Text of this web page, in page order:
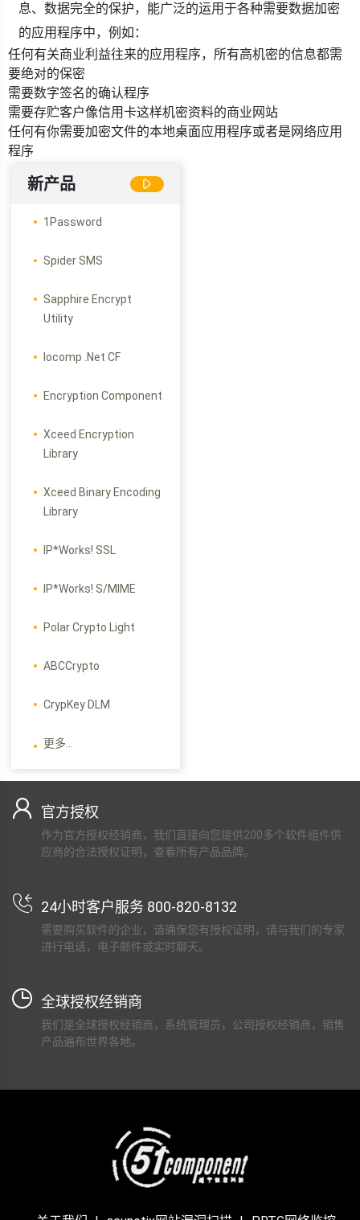
息、数据完全的保护，能广泛的运用于各种需要数据加密
的应用程序中，例如：
任何有关商业利益往来的应用程序，所有高机密的信息都需
要绝对的保密
需要数字签名的确认程序
需要存贮客户像信用卡这样机密资料的商业网站
任何有你需要加密文件的本地桌面应用程序或者是网络应用
程序
新产品
1Password
Spider SMS
Sapphire Encrypt
Utility
Iocomp .Net CF
Encryption Component
Xceed Encryption
Library
Xceed Binary Encoding
Library
IP*Works! SSL
IP*Works! S/MIME
Polar Crypto Light
ABCCrypto
CrypKey DLM
更多...
官方授权
作为官方授权经销商，我们直接向您提供200多个软件组件供
应商的合法授权证明，查看所有产品品牌。
24小时客户服务 800-820-8132
需要购买软件的企业，请确保您有授权证明，请与我们的专家
进行电话，电子邮件或实时聊天。
全球授权经销商
我们是全球授权经销商，系统管理员，公司授权经销商，销售
产品遍布世界各地。